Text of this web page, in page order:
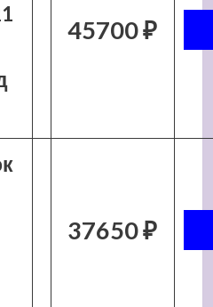
45700 ₽
37650 ₽